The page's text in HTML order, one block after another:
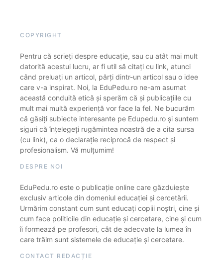
COPYRIGHT
Pentru că scrieți despre educație, sau cu atât mai mult
datorită acestui lucru, ar fi util să citați cu link, atunci
când preluați un articol, părți dintr-un articol sau o idee
care v-a inspirat. Noi, la EduPedu.ro ne-am asumat
această conduită etică și sperăm că și publicațiile cu
mult mai multă experiență vor face la fel. Ne bucurăm
că găsiți subiecte interesante pe Edupedu.ro și suntem
siguri că înțelegeți rugămintea noastră de a cita sursa
(cu link), ca o declarație reciprocă de respect și
profesionalism. Vă mulțumim!
DESPRE NOI
EduPedu.ro este o publicație online care găzduiește
exclusiv articole din domeniul educației și cercetării.
Urmărim constant cum sunt educați copiii noștri, cine și
cum face politicile din educație și cercetare, cine și cum
îi formează pe profesori, cât de adecvate la lumea în
care trăim sunt sistemele de educație și cercetare.
CONTACT REDACȚIE